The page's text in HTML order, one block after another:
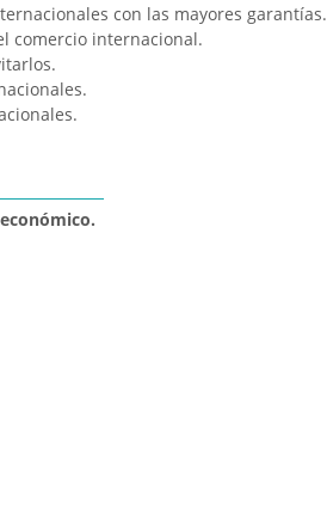
con las mayores garantías.
comercio internacional.